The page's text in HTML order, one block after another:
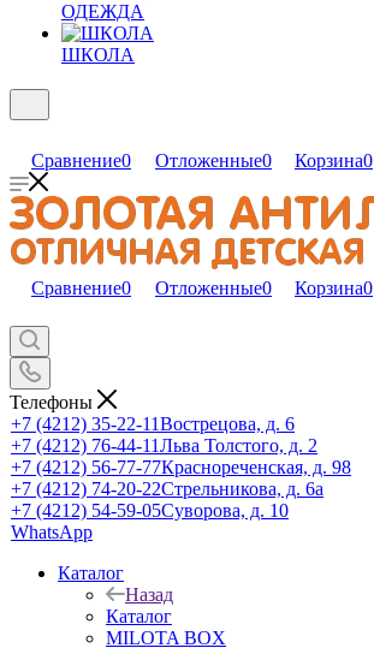
ОДЕЖДА
ШКОЛА
Сравнение0 Отложенные0 Корзина0
Сравнение0 Отложенные0 Корзина0
Телефоны
+7 (4212) 35-22-11Вострецова, д. 6
+7 (4212) 76-44-11Льва Толстого, д. 2
+7 (4212) 56-77-77Краснореченская, д. 98
+7 (4212) 74-20-22Стрельникова, д. 6а
+7 (4212) 54-59-05Суворова, д. 10
WhatsApp
Каталог
Назад
Каталог
MILOTA BOX